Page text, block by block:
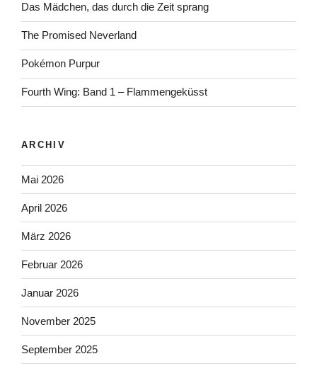
Das Mädchen, das durch die Zeit sprang
The Promised Neverland
Pokémon Purpur
Fourth Wing: Band 1 – Flammengeküsst
ARCHIV
Mai 2026
April 2026
März 2026
Februar 2026
Januar 2026
November 2025
September 2025